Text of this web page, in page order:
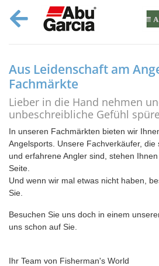
Aus Leidenschaft am
Fachmärkte
Lieber in die Hand nehmen
unbeschreibliche Gefühl
In unseren Fachmärkten bieten wir
Angelsports. Unsere Fachverkäufer, die
und erfahrene Angler sind, stehen
Seite.
Und wenn wir mal etwas nicht haben,
Sie.
Besuchen Sie uns doch in einem
uns schon auf Sie.
Ihr Team von Fisherman's World